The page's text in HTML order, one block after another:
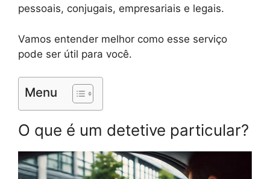
pessoais, conjugais, empresariais e legais.
Vamos entender melhor como esse serviço
pode ser útil para você.
Menu
O que é um detetive particular?